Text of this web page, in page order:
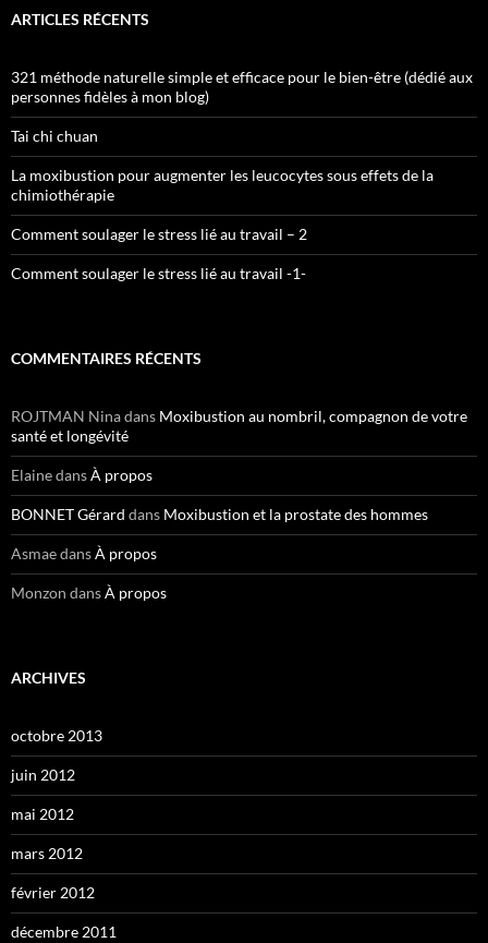
ARTICLES RÉCENTS
321 méthode naturelle simple et efficace pour le bien-être (dédié aux
personnes fidèles à mon blog)
Tai chi chuan
La moxibustion pour augmenter les leucocytes sous effets de la
chimiothérapie
Comment soulager le stress lié au travail – 2
Comment soulager le stress lié au travail -1-
COMMENTAIRES RÉCENTS
ROJTMAN Ninadans Moxibustion au nombril, compagnon de votre
santé et longévité
ElainedansÀ propos
BONNET Gérard dans Moxibustion et la prostate des hommes
AsmaedansÀ propos
Monzon dansÀ propos
ARCHIVES
octobre 2013
juin 2012
mai 2012
mars 2012
février 2012
décembre 2011